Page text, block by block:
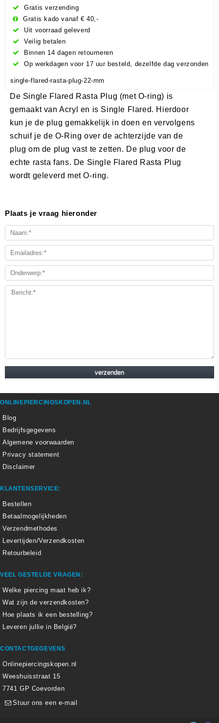
Gratis verzending
Gratis kado vanaf € 40,-
Uit voorraad geleverd
Veilig betalen
Binnen 14 dagen retourneren
Op werkdagen voor 17 uur besteld, dezelfde dag verzonden
single-flared-rasta-plug-22-mm
De Single Flared Rasta Plug (met O-ring) is
gemaakt van Acryl en is Single Flared. Hierdoor
kun je de plug gemakkelijk in doen en vervolgens
schuif je de O-Ring over de achterzijde van de
plug om de plug vast te zetten. De plug voor de
echte rasta fans. De Single Flared Rasta Plug
wordt geleverd met O-ring.
Plaats je vraag hieronder
ONLINEPIERCINGSKOPEN.NL
Blog
Bedrijfsgegevens
Algemene voorwaarden
Privacy statement
Disclaimer
KLANTENSERVICE:
Bestellen
Betaalmogelijkheden
Verzendmethodes
Levertijden/Verzendkosten
Retourbeleid
VEEL GESTELDE VRAGEN:
Welke piercing maat heb ik?
Wat zijn de verzendkosten?
Hoe plaats ik een bestelling?
Leveren jullie in België?
CONTACTGEGEVENS
Onlinepiercingskopen.nl
Weeshuisstraat 15
7741 GP Coevorden
Stuur ons een e-mail